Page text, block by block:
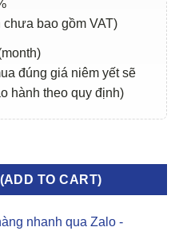
chưa bao gồm VAT)
đúng giá niêm yết sẽ
hành theo quy định)
2022-2026 | N1VZ15266D
TO CART)
nhanh qua Zalo -